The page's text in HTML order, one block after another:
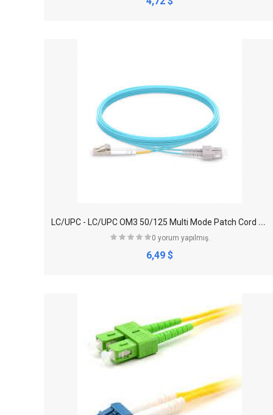
L
C/UPC - LC/UPC OM3 50/125 Multi Mode Patch Cord Duplex
0 yorum yapılmış.
6,49 $